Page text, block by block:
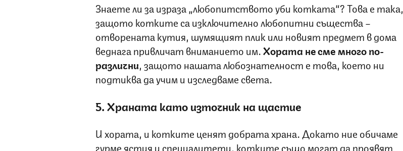
Знаете ли за израза „любопитството уби котката“? Това е така,
защото котките са изключително любопитни същества –
отворената кутия, шумящият плик или новият предмет в дома
веднага привличат вниманието им.Хората не сме много по-
различни, защото нашата любознателност е това, което ни
подтиква да учим и изследваме света.
5. Храната като източник на щастие
И хората, и котките ценят добрата храна. Докато ние обичаме
гурме ястия и специалитети, котките също могат да проявят